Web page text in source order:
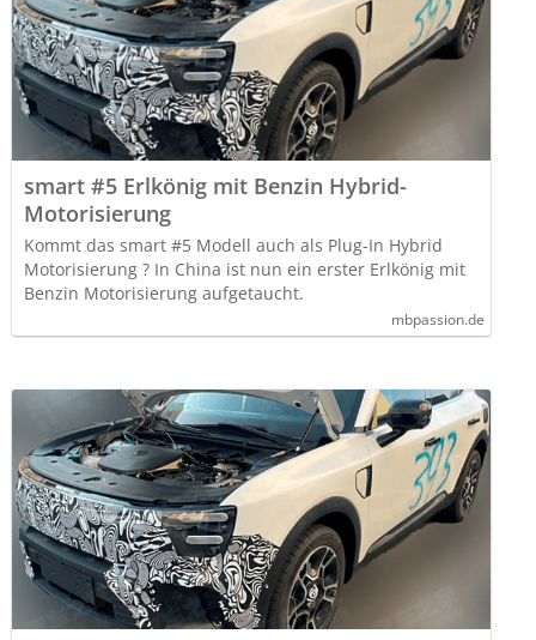
smart #5 Erlkönig mit Benzin Hybrid-
Motorisierung
Kommt das smart #5 Modell auch als Plug-In Hybrid
Motorisierung ? In China ist nun ein erster Erlkönig mit
Benzin Motorisierung aufgetaucht.
mbpassion.de